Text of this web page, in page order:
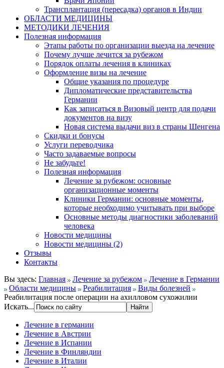
Трансплантация (пересадка) органов в Индии
ОБЛАСТИ МЕДИЦИНЫ
МЕТОДИКИ ЛЕЧЕНИЯ
Полезная информация
Этапы работы по организации выезда на лечение
Почему лучше лечится за рубежом
Порядок оплаты лечения в клиниках
Оформление визы на лечение
Общие указания по процедуре
Дипломатические представительства
Германии
Как записаться в Визовый центр для подачи
документов на визу
Новая система выдачи виз в страны Шенгена
Скидки и бонусы
Услуги переводчика
Часто задаваемые вопросы
Не забудьте!
Полезная информация
Лечение за рубежом: основные
организационные моменты
Клиники Германии: основные моменты,
которые необходимо учитывать при выборе
Основные методы диагностики заболеваний
человека
Новости медицины
Новости медицины (2)
Отзывы
Контакты
Вы здесь: Главная Лечение за рубежом
Лечение в Германии
Области медицины
Реабилитация
Виды болезней
Реабилитация после операции на ахилловом сухожилии
Искать...
Лечение в германии
Лечение в Австрии
Лечение в Испании
Лечение в Финляндии
Лечение в Италии